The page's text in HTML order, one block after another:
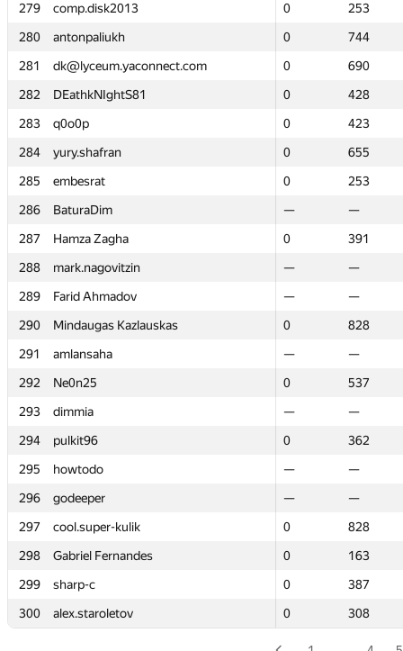
279
comp.disk2013 0
253
280
antonpaliukh 0
744
281
dk@lyceum.yaconnect.com 0
690
282
DEathkNIghtS81 0
428
283
q0o0p 0
423
284
yury.shafran 0
655
285
embesrat 0
253
286
BaturaDim —
—
287
Hamza Zagha 0
391
288
mark.nagovitzin —
—
289
Farid Ahmadov —
—
290
Mindaugas Kazlauskas 0
828
291
amlansaha —
—
292
Ne0n25 0
537
293
dimmia —
—
294
pulkit96 0
362
295
howtodo —
—
296
godeeper —
—
297
cool.super-kulik 0
828
298
Gabriel Fernandes 0
163
299
sharp-c 0
387
300
alex.staroletov 0 308
279
comp.disk2013 0
253
280
antonpaliukh 0
744
281
dk@lyceum.yaconnect.com 0
690
282
DEathkNIghtS81 0
428
283
q0o0p 0
423
284
yury.shafran 0
655
285
embesrat 0
253
286
BaturaDim —
—
287
Hamza Zagha 0
391
288
mark.nagovitzin —
—
289
Farid Ahmadov —
—
290
Mindaugas Kazlauskas 0
828
291
amlansaha —
—
292
Ne0n25 0
537
293
dimmia —
—
294
pulkit96 0
362
295
howtodo —
—
296
godeeper —
—
297
cool.super-kulik 0
828
298
Gabriel Fernandes 0
163
299
sharp-c 0
387
300
alex.staroletov 0 308